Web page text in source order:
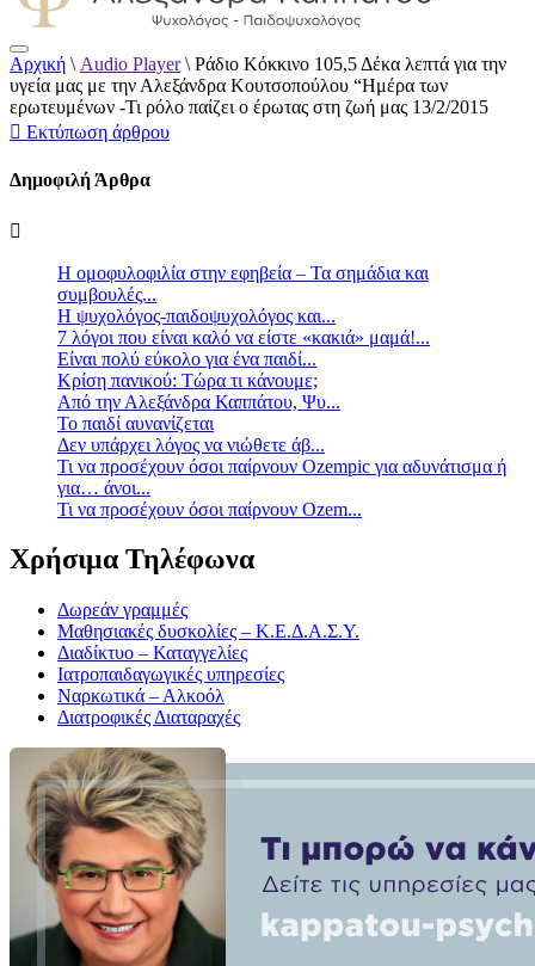
Αλεξάνδρα Καππάτου Ψυχολόγος –
Παιδοψυχολόγος
Αρχική \ Audio Player\ Ράδιο Κόκκινο 105,5 Δέκα λεπτά για την
υγεία μας με την Αλεξάνδρα Κουτσοπούλου “Ημέρα των
ερωτευμένων -Τι ρόλο παίζει ο έρωτας στη ζωή μας 13/2/2015
Εκτύπωση άρθρου
Δημοφιλή Άρθρα
Η ομοφυλοφιλία στην εφηβεία – Τα σημάδια και
συμβουλές...
Η ψυχολόγος-παιδοψυχολόγος και...
7 λόγοι που είναι καλό να είστε «κακιά» μαμά!...
Είναι πολύ εύκολο για ένα παιδί...
Κρίση πανικού: Τώρα τι κάνουμε;
Από την Αλεξάνδρα Καππάτου, Ψυ...
Το παιδί αυνανίζεται
Δεν υπάρχει λόγος να νιώθετε άβ...
Τι να προσέχουν όσοι παίρνουν Ozempic για αδυνάτισμα ή
για… άνοι...
Τι να προσέχουν όσοι παίρνουν Ozem...
Χρήσιμα Τηλέφωνα
Δωρεάν γραμμές
Μαθησιακές δυσκολίες – Κ.Ε.Δ.Α.Σ.Υ.
Διαδίκτυο – Καταγγελίες
Ιατροπαιδαγωγικές υπηρεσίες
Ναρκωτικά – Αλκοόλ
Διατροφικές Διαταραχές